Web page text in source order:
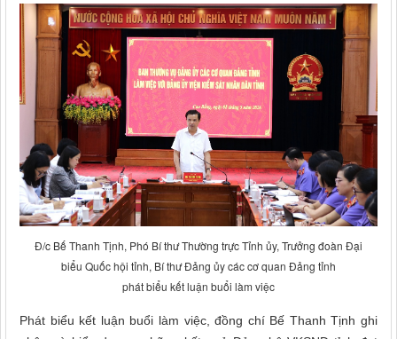
Đ/c Bế Thanh Tịnh, Phó Bí thư Thường trực Tỉnh ủy, Trưởng đoàn Đại
biểu Quốc hội tỉnh, Bí thư Đảng ủy các cơ quan Đảng tỉnh
phát biểu kết luận buổi làm việc
Phát biểu kết luận buổi làm việc, đồng chí Bế Thanh Tịnh ghi